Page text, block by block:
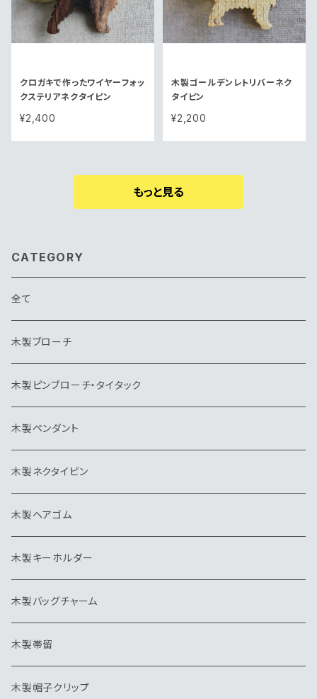
クロガキで作ったワイヤーフォッ
クステリアネクタイピン
¥2,400
木製ゴールデンレトリバーネク
タイピン
¥2,200
もっと見る
CATEGORY
全て
木製ブローチ
木製ピンブローチ・タイタック
木製ペンダント
木製ネクタイピン
木製ヘアゴム
木製キーホルダー
木製バッグチャーム
木製帯留
木製帽子クリップ